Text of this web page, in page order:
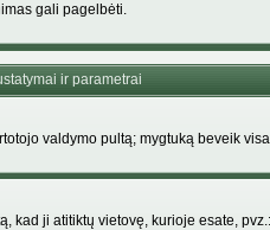
gali pagelbėti.
ir parametrai
valdymo pultą; mygtuką beveik
ji atitiktų vietovę, kurioje esate,